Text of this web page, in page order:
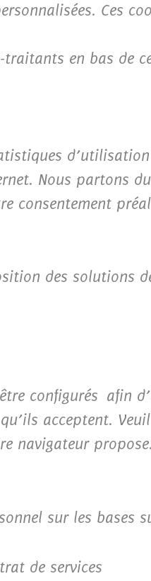
Ces
en bas de
Nous partons
consentement
des solutions
configurés afin
acceptent.
navigateur propose.
sur les bases
de services